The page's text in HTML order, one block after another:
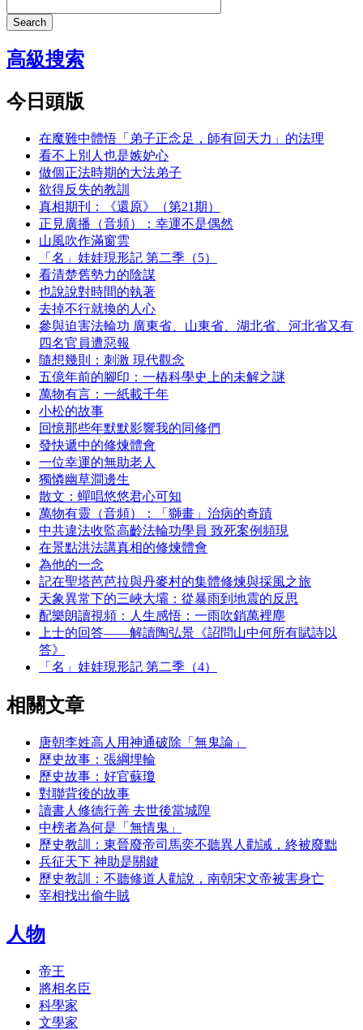
Search
高級搜索
今日頭版
在魔難中體悟「弟子正念足，師有回天力」的法理
看不上別人也是嫉妒心
做個正法時期的大法弟子
欲得反失的教訓
真相期刊：《還原》（第21期）
正見廣播（音頻）：幸運不是偶然
山風吹作滿窗雲
「名」娃娃現形記 第二季（5）
看清楚舊勢力的陰謀
也說說對時間的執著
去掉不行就換的人心
參與迫害法輪功 廣東省、山東省、湖北省、河北省又有
四名官員遭惡報
隨想幾則：刺激 現代觀念
五億年前的腳印：一樁科學史上的未解之謎
萬物有言：一紙載千年
小松的故事
回憶那些年默默影響我的同修們
發快遞中的修煉體會
一位幸運的無助老人
獨憐幽草澗邊生
散文：蟬唱悠悠君心可知
萬物有靈（音頻）：「獅畫」治病的奇蹟
中共違法收監高齡法輪功學員 致死案例頻現
在景點洪法講真相的修煉體會
為他的一念
記在聖塔芭芭拉與丹麥村的集體修煉與採風之旅
天象異常下的三峽大壩：從暴雨到地震的反思
配樂朗讀視頻：人生感悟：一雨吹銷萬裡塵
上士的回答——解讀陶弘景《詔問山中何所有賦詩以
答》
「名」娃娃現形記 第二季（4）
相關文章
唐朝李姓高人用神通破除「無鬼論」
歷史故事：張綱埋輪
歷史故事：好官蘇瓊
對聯背後的故事
讀書人修德行善 去世後當城隍
中榜者為何是「無情鬼」
歷史教訓：東晉廢帝司馬奕不聽異人勸誡，終被廢黜
兵征天下 神助是關鍵
歷史教訓：不聽修道人勸說，南朝宋文帝被害身亡
宰相找出偷牛賊
人物
帝王
將相名臣
科學家
文學家